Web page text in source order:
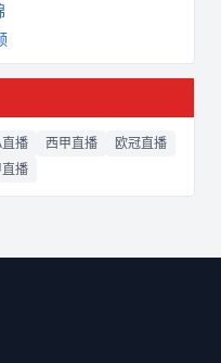
播 西甲直播
欧冠直播
播